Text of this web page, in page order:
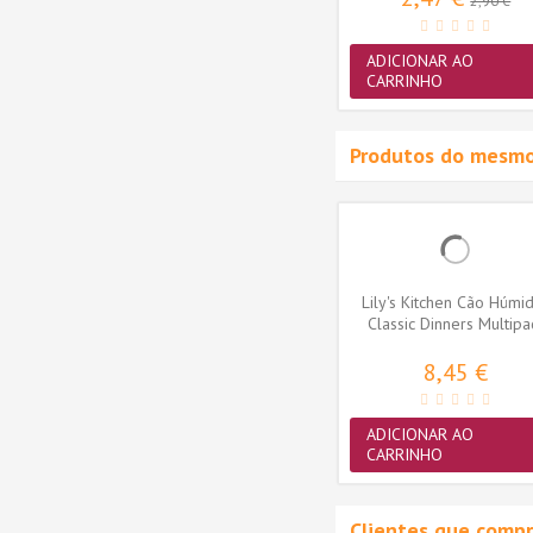
ADICIONAR AO
CARRINHO
Produtos do
Lily's Kitchen Cão
Classic Dinners
8,45 €
ADICIONAR AO
CARRINHO